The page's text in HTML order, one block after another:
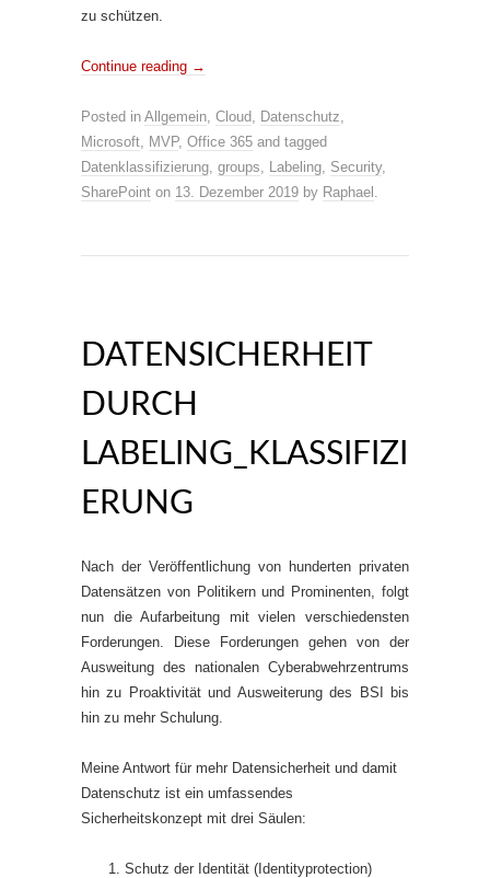
zu schützen.
Continue reading →
Posted in Allgemein, Cloud, Datenschutz,
Microsoft, MVP, Office 365 and tagged
Datenklassifizierung, groups, Labeling, Security,
SharePoint on 13. Dezember 2019 by Raphael .
DATENSICHERHEIT
DURCH
LABELING_KLASSIFIZI
ERUNG
Nach der Veröffentlichung von hunderten privaten
Datensätzen von Politikern und Prominenten, folgt
nun die Aufarbeitung mit vielen verschiedensten
Forderungen. Diese Forderungen gehen von der
Ausweitung des nationalen Cyberabwehrzentrums
hin zu Proaktivität und Ausweiterung des BSI bis
hin zu mehr Schulung.
Meine Antwort für mehr Datensicherheit und damit
Datenschutz ist ein umfassendes
Sicherheitskonzept mit drei Säulen:
Schutz der Identität (Identityprotection)